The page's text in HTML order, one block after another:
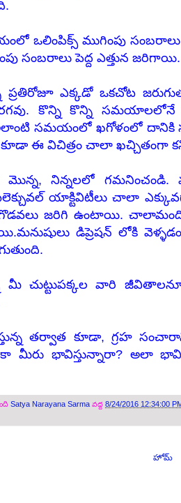
ఒలింపిక్స్ ముగింపు
సంబరాలు పెద్ద ఎత్తున జరిగాయి.
ప్రతిరోజూ ఎక్కడో ఒకచోట
కొన్ని కొన్ని సమయాలలోనే
సమయంలో ఖగోళంలో దానికి
కూడా ఈ విచిత్రం చాలా ఖచ్చితంగా
మొన్న, నిన్నలలో గమనించండి.
యాక్టివిటీలు చాలా
జరిగి ఉంటాయి. చాలామందికి
డిప్రెషన్ లోకి
చుట్టుపక్కల వారి
తర్వాత కూడా, గ్రహ
మీరు భావిస్తున్నారా? అలా
Satya Narayana Sarma వద్ద 8/24/2016 12:34:00
హోమ్